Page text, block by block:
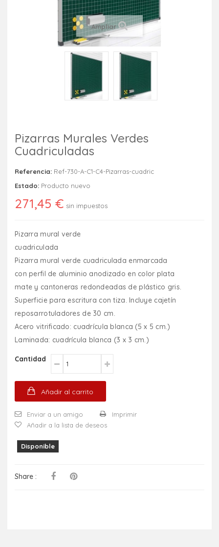
Ampliar
Pizarras Murales Verdes
Cuadriculadas
Referencia: Ref-730-A-C1-C4-Pizarras-cuadric
Estado: Producto nuevo
271,45 € sin impuestos
Pizarra mural verde
cuadriculada
Pizarra mural verde cuadriculada enmarcada
con perfil de aluminio anodizado en color plata
mate y cantoneras redondeadas de plástico gris.
Superficie para escritura con tiza. Incluye cajetín
reposarrotuladores de 30 cm.
Acero vitrificado: cuadrícula blanca (5 x 5 cm.)
Laminada: cuadrícula blanca (3 x 3 cm.)
Cantidad
Añadir al carrito
Enviar a un amigo
Imprimir
Añadir a la lista de deseos
Disponible
Share :